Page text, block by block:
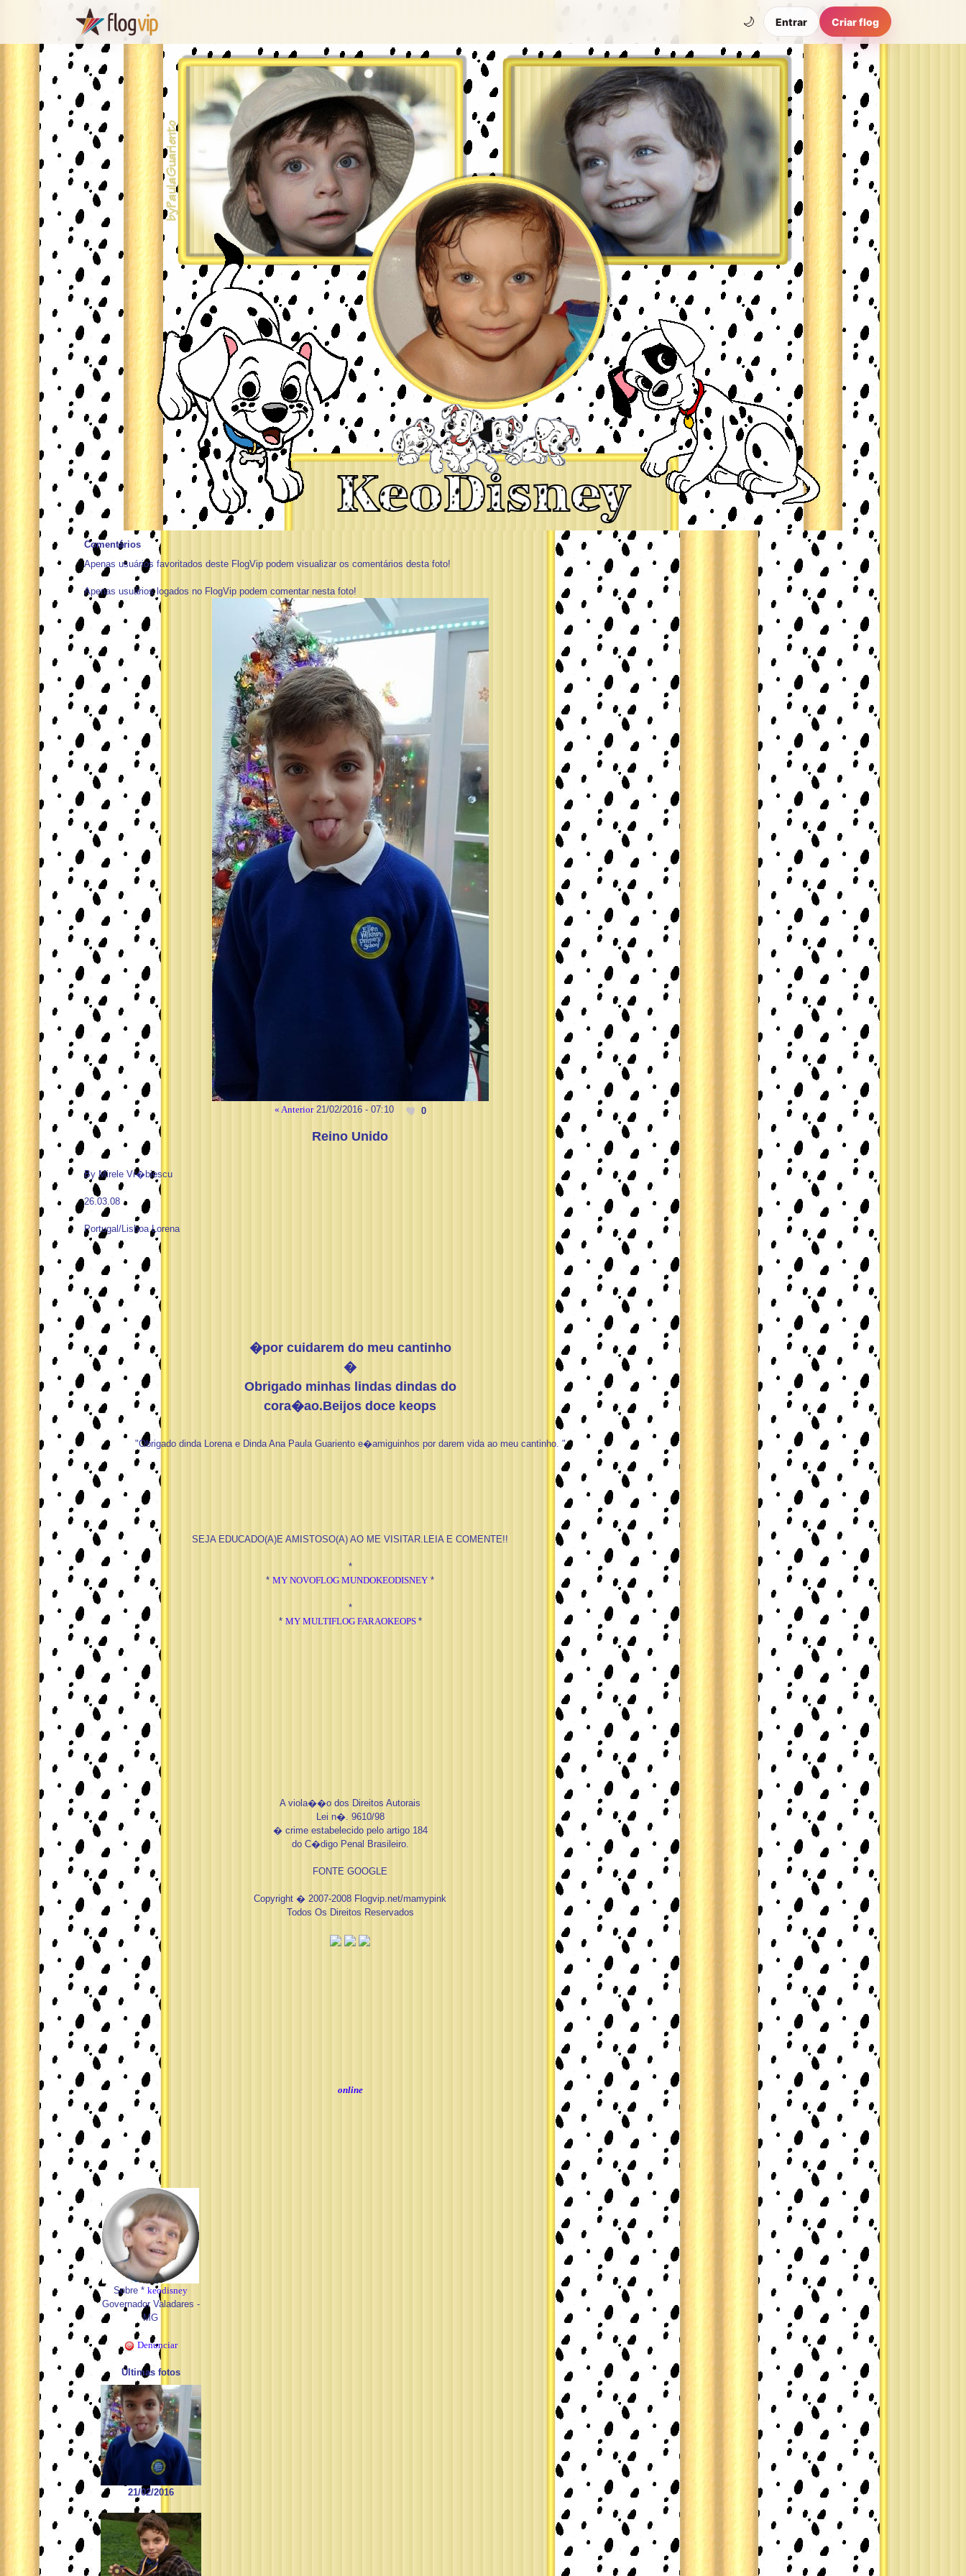
🌙 Entrar Criar flog
« Anterior21/02/2016 - 07:10 0
Reino Unido
By Mirele Vr�biescu
26.03.08
Portugal/Lisboa Lorena
�por cuidarem do meu cantinho
�
Obrigado minhas lindas dindas do
cora�ao.Beijos doce keops
"Obrigado dinda Lorena e Dinda Ana Paula Guariento e�amiguinhos por darem vida ao meu cantinho. "
SEJA EDUCADO(A)E AMISTOSO(A) AO ME VISITAR.LEIA E COMENTE!!
*
* MY NOVOFLOG MUNDOKEODISNEY *
*
* MY MULTIFLOG FARAOKEOPS *
A viola��o dos Direitos Autorais
Lei n�. 9610/98
� crime estabelecido pelo artigo 184
do C�digo Penal Brasileiro.
FONTE GOOGLE
Copyright � 2007-2008 Flogvip.net/mamypink
Todos Os Direitos Reservados
online
Comentários
Apenas usuários favoritados deste FlogVip podem visualizar os comentários desta foto!
Apenas usuários logados no FlogVip podem comentar nesta foto!
Sobre * keodisney
Governador Valadares -
MG
Denunciar
Últimas fotos
21/02/2016